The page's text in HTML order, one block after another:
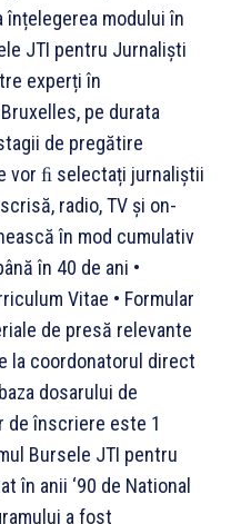
modului în
JTI pentru Jurnaliști
experți în
pe durata
de pregătire
vor ﬁ selectați jurnaliștii
radio, TV și on-
în mod cumulativ
în 40 de ani •
Vitae • Formular
de presă relevante
la coordonatorul direct
dosarului de
de înscriere este 1
Bursele JTI pentru
în anii ‘90 de National
a fost